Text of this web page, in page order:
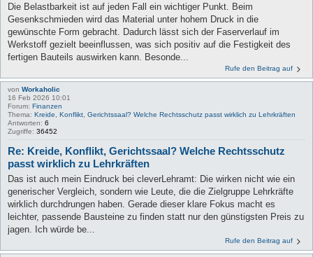
Die Belastbarkeit ist auf jeden Fall ein wichtiger Punkt. Beim
Gesenkschmieden wird das Material unter hohem Druck in die
gewünschte Form gebracht. Dadurch lässt sich der Faserverlauf im
Werkstoff gezielt beeinflussen, was sich positiv auf die Festigkeit des
fertigen Bauteils auswirken kann. Besonde...
Rufe den Beitrag auf
von Workaholic
16 Feb 2026 10:01
Forum: Finanzen
Thema: Kreide, Konflikt, Gerichtssaal? Welche Rechtsschutz passt wirklich zu Lehrkräften
Antworten: 6
Zugriffe: 36452
Re: Kreide, Konflikt, Gerichtssaal? Welche Rechtsschutz
passt wirklich zu Lehrkräften
Das ist auch mein Eindruck bei cleverLehramt: Die wirken nicht wie ein
generischer Vergleich, sondern wie Leute, die die Zielgruppe Lehrkräfte
wirklich durchdrungen haben. Gerade dieser klare Fokus macht es
leichter, passende Bausteine zu finden statt nur den günstigsten Preis zu
jagen. Ich würde be...
Rufe den Beitrag auf